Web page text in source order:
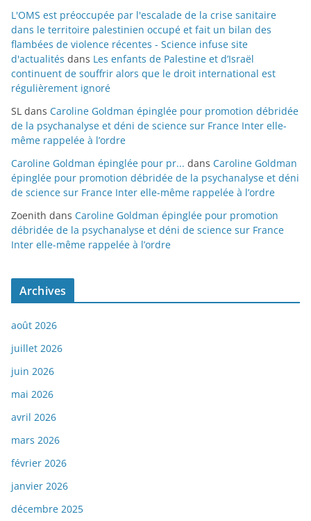
L'OMS est préoccupée par l'escalade de la crise sanitaire
dans le territoire palestinien occupé et fait un bilan des
flambées de violence récentes - Science infuse site
d'actualités dans Les enfants de Palestine et d’Israël
continuent de souffrir alors que le droit international est
régulièrement ignoré
SL dans Caroline Goldman épinglée pour promotion débridée
de la psychanalyse et déni de science sur France Inter elle-
même rappelée à l’ordre
Caroline Goldman épinglée pour pr... dans Caroline Goldman
épinglée pour promotion débridée de la psychanalyse et déni
de science sur France Inter elle-même rappelée à l’ordre
Zoenith dans Caroline Goldman épinglée pour promotion
débridée de la psychanalyse et déni de science sur France
Inter elle-même rappelée à l’ordre
Archives
août 2026
juillet 2026
juin 2026
mai 2026
avril 2026
mars 2026
février 2026
janvier 2026
décembre 2025